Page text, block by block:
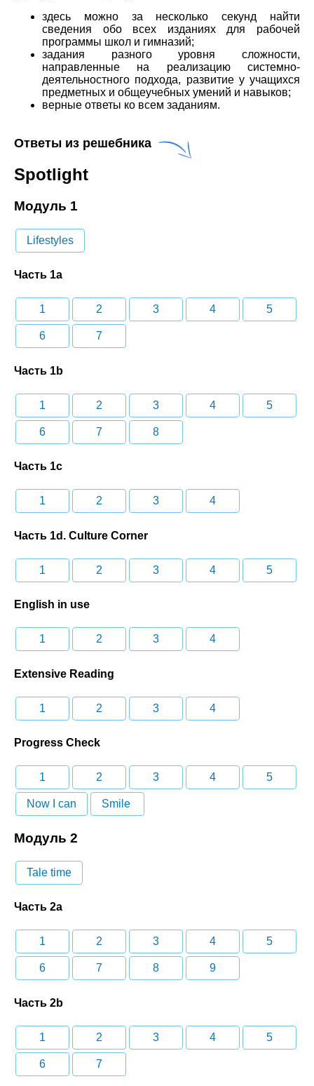
здесь можно за несколько секунд найти
сведения обо всех изданиях для рабочей
программы школ и гимназий;
задания разного уровня сложности,
направленные на реализацию системно-
деятельностного подхода, развитие у учащихся
предметных и общеучебных умений и навыков;
верные ответы ко всем заданиям.
Ответы из решебника
Spotlight
Модуль 1
Lifestyles
Часть 1a
1 2 3 4 5
6 7
Часть 1b
1 2 3 4 5
6 7 8
Часть 1c
1 2 3 4
Часть 1d. Culture Corner
1 2 3 4 5
English in use
1 2 3 4
Extensive Reading
1 2 3 4
Progress Check
1 2 3 4 5
Now I can Smile
Модуль 2
Tale time
Часть 2a
1 2 3 4 5
6 7 8 9
Часть 2b
1 2 3 4 5
6 7